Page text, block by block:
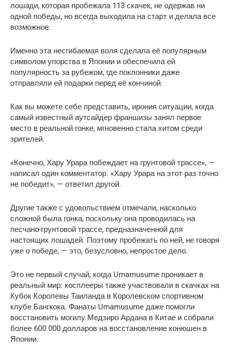
лошади, которая пробежала 113 скачек, не одержав ни
одной победы, но всегда выходила на старт и делала все
возможное.
Именно эта несгибаемая воля сделала её популярным
символом упорства в Японии и обеспечила ей
популярность за рубежом, где поклонники даже
отправляли ей подарки перед её кончиной.
Как вы можете себе представить, ирония ситуации, когда
самый известный аутсайдер франшизы занял первое
место в реальной гонке, мгновенно стала хитом среди
зрителей.
«Конечно, Хару Урара побеждает на грунтовой трассе», —
написал один комментатор. «Хару Урара на этот раз точно
не победит», — ответил другой.
Другие также с удовольствием отмечали, насколько
сложной была гонка, поскольку она проводилась на
песчано-грунтовой трассе, предназначенной для
настоящих лошадей. Поэтому пробежать по ней, не говоря
уже о победе, — это, безусловно, непростое дело.
Это не первый случай, когда Umamusume проникает в
реальный мир: косплееры также участвовали в скачках на
Кубок Королевы Таиланда в Королевском спортивном
клубе Бангкока. Фанаты Umamusume даже помогли
восстановить могилу Медзиро Ардана в Китае и собрали
более 600 000 долларов на восстановление конюшен в
Японии.